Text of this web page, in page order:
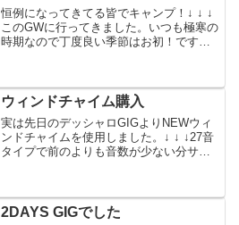
恒例になってきてる皆でキャンプ！↓ ↓ ↓
このGWに行ってきました。いつも極寒の
時期なので丁度良い季節はお初！です。
杯〜！グループごと...
ウィンドチャイム購入
実は先日のデッシャロGIGよりNEWウィ
ンドチャイムを使用しました。↓ ↓ ↓27音
タイプで前のよりも音数が少ない分サス
れてたから少し違和感はありますが、ま
ぁ慣れてくる...
2DAYS GIGでした